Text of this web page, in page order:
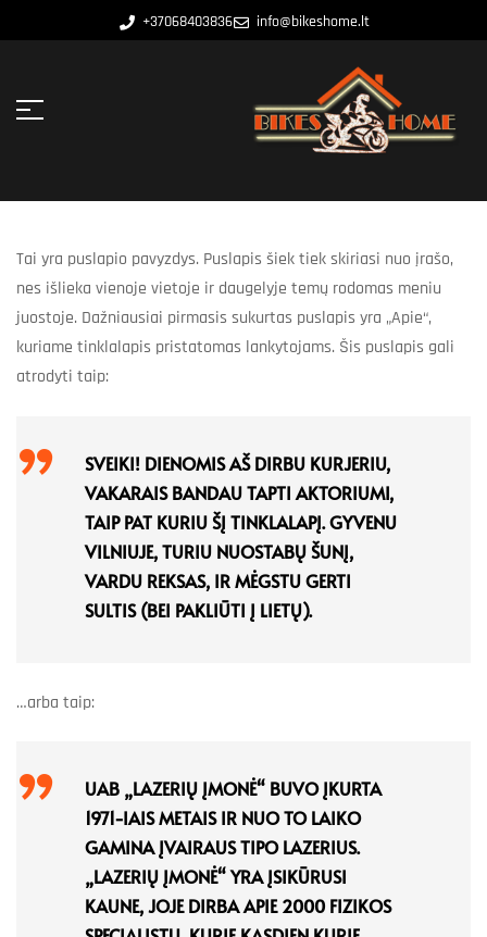
+37068403836 info@bikeshome.lt
Tai yra puslapio pavyzdys. Puslapis šiek tiek skiriasi nuo įrašo,
nes išlieka vienoje vietoje ir daugelyje temų rodomas meniu
juostoje. Dažniausiai pirmasis sukurtas puslapis yra „Apie“,
kuriame tinklalapis pristatomas lankytojams. Šis puslapis gali
atrodyti taip:
SVEIKI! DIENOMIS AŠ DIRBU KURJERIU,
VAKARAIS BANDAU TAPTI AKTORIUMI,
TAIP PAT KURIU ŠĮ TINKLALAPĮ. GYVENU
VILNIUJE, TURIU NUOSTABŲ ŠUNĮ,
VARDU REKSAS, IR MĖGSTU GERTI
SULTIS (BEI PAKLIŪTI Į LIETŲ).
…arba taip:
UAB „LAZERIŲ ĮMONĖ“ BUVO ĮKURTA
1971-IAIS METAIS IR NUO TO LAIKO
GAMINA ĮVAIRAUS TIPO LAZERIUS.
„LAZERIŲ ĮMONĖ“ YRA ĮSIKŪRUSI
KAUNE, JOJE DIRBA APIE 2000 FIZIKOS